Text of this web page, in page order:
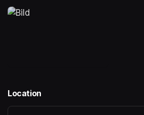
Location